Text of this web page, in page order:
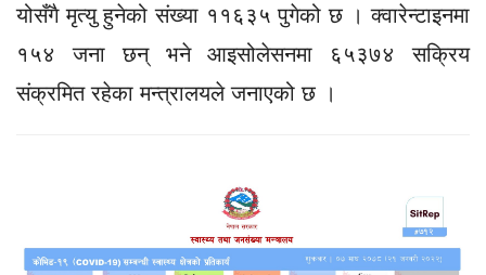
योसँगै मृत्यु हुनेको संख्या ११६३५ पुगेको छ । क्वारेन्टाइनमा
१५४ जना छन् भने आइसोलेसनमा ६५३७४ सक्रिय
संक्रमित रहेका मन्त्रालयले जनाएको छ ।